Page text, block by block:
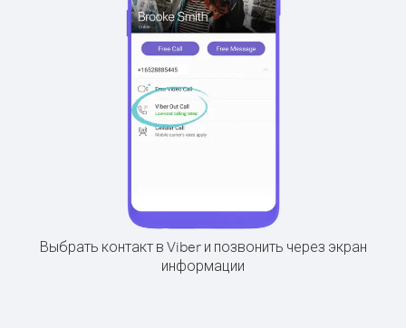
Выбрать контакт в Viber и позвонить через экран
информации